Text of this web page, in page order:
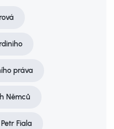
práva
Němců
Petr Fiala